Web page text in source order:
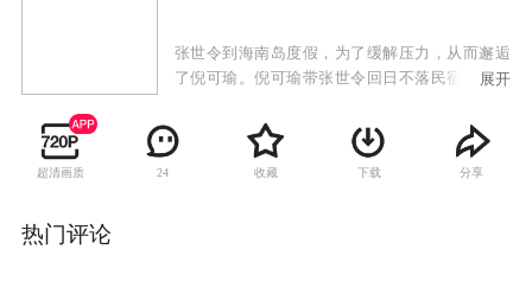
张世令到海南岛度假，为了缓解压力，从而邂逅
了倪可瑜。倪可瑜带张世令回日不落民宿，遇见
落民宿，倪可瑜、张世令和洋葱妹相交甚好。此
时徐一帆退出，使倪可瑜和张世令的感情进入热
恋阶段。一日，倪可瑜告诉张世令自己要离开民
展开
超清画质 24 收藏 下载 分享
热门评论